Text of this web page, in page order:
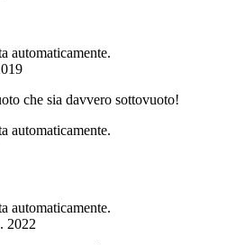
automaticamente.
che sia davvero sottovuoto!
automaticamente.
automaticamente.
2022